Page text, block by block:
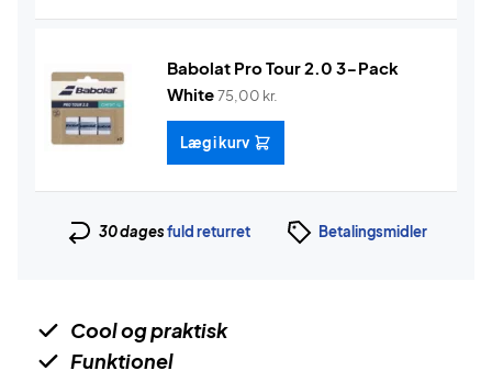
Babolat Pro Tour 2.0 3-Pack
White75,00 kr.
Læg i kurv
30 dagesfuld returret Betalingsmidler
Cool og praktisk
Funktionel